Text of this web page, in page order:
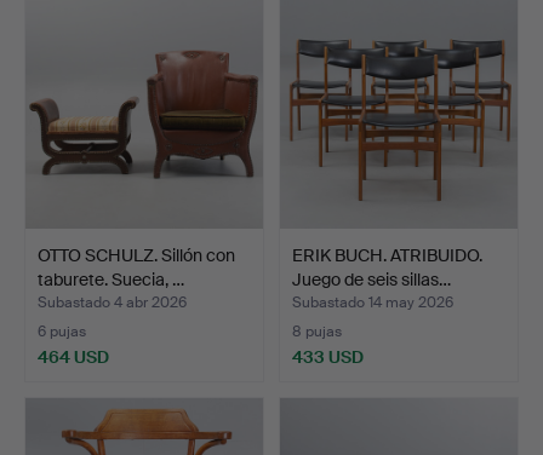
OTTO SCHULZ. Sillón con
taburete. Suecia, …
Subastado 4 abr 2026
6 pujas
464 USD
ERIK BUCH. ATRIBUIDO.
Juego de seis sillas…
Subastado 14 may 2026
8 pujas
433 USD